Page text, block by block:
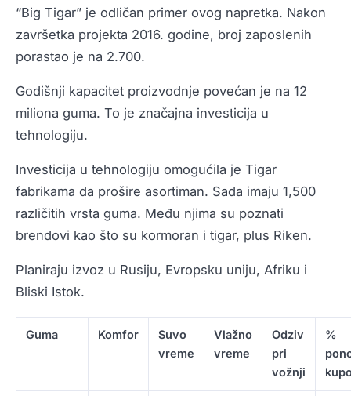
“Big Tigar” je odličan primer ovog napretka. Nakon
završetka projekta 2016. godine, broj zaposlenih
porastao je na 2.700.
Godišnji kapacitet proizvodnje povećan je na 12
miliona guma. To je značajna investicija u
tehnologiju.
Investicija u tehnologiju omogućila je Tigar
fabrikama da prošire asortiman. Sada imaju 1,500
različitih vrsta guma. Među njima su poznati
brendovi kao što su kormoran i tigar, plus Riken.
Planiraju izvoz u Rusiju, Evropsku uniju, Afriku i
Bliski Istok.
Guma Komfor
Suvo
vreme
Vlažno
vreme
Odziv
pri
vožnji
%